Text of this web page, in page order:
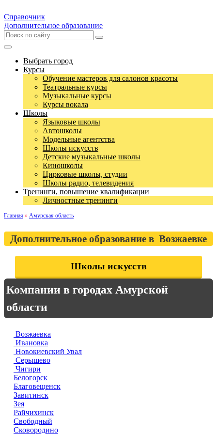
Справочник
Дополнительное образование
Выбрать город
Курсы
Обучение мастеров для салонов красоты
Театральные курсы
Музыкальные курсы
Курсы вокала
Школы
Языковые школы
Автошколы
Модельные агентства
Школы искусств
Детские музыкальные школы
Киношколы
Цирковые школы, студии
Школы радио, телевидения
Тренинги, повышение квалификации
Личностные тренинги
Главная » Амурская область
Дополнительное образование в Возжаевке
Школы искусств
Компании в городах Амурской
области
Возжаевка
Ивановка
Новокиевский Увал
Серышево
Чигири
Белогорск
Благовещенск
Завитинск
Зея
Райчихинск
Свободный
Сковородино